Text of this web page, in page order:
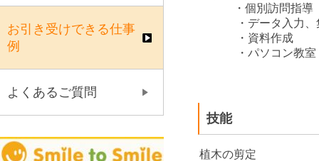
・個別訪問指導
・データ入力、
・資料作成
・パソコン教室
技能
植木の剪定
お引き受けできる仕事
例
よくあるご質問